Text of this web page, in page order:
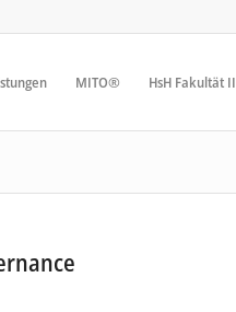
MITO® HsH Fakultät II